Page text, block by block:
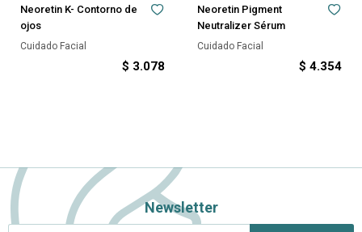
Neoretin K- Contorno de
ojos
Cuidado Facial
$ 3.078
Neoretin Pigment
Neutralizer Sérum
Cuidado Facial
$ 4.354
Newsletter